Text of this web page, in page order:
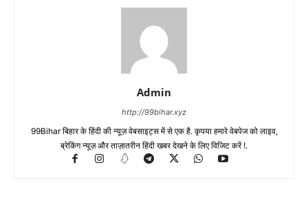
Admin
http://99bihar.xyz
99Bihar बिहार के हिंदी की न्यूज़ वेबसाइट्स में से एक है. कृपया हमारे वेबपेज को लाइव,
ब्रेकिंग न्यूज़ और ताज़ातरीन हिंदी खबर देखने के लिए विजिट करें !.